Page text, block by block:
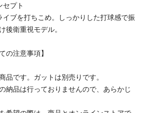
セプト
ブを打ちこめ。しっかりした打球感で振
後衛重視モデル。
の注意事項】
です。ガットは別売りです。
納品は行っておりませんので、あらかじ